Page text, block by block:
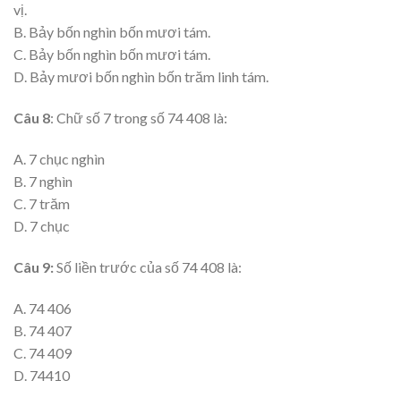
vị.
B. Bảy bốn nghìn bốn mươi tám.
C. Bảy bốn nghìn bốn mươi tám.
D. Bảy mươi bốn nghìn bốn trăm linh tám.
Câu 8: Chữ số 7 trong số 74 408 là:
A. 7 chục nghìn
B. 7 nghìn
C. 7 trăm
D. 7 chục
Câu 9:Số liền trước của số 74 408 là:
A. 74 406
B. 74 407
C. 74 409
D. 74410